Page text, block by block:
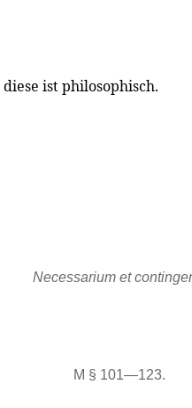
ist philosophisch.
Necessarium et
M § 101—123.